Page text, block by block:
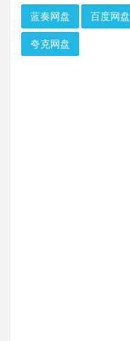
蓝奏网盘 百度网盘
夸克网盘